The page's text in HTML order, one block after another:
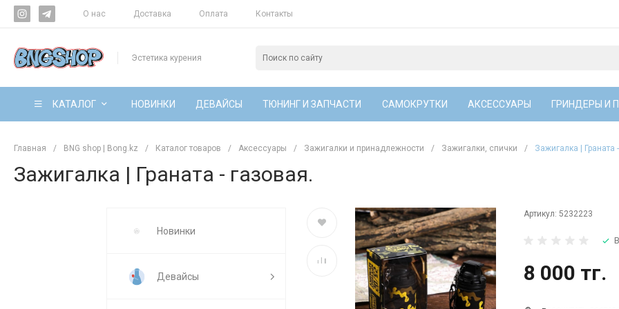
О нас Доставка Оплата Контакты
Эстетика курения
КАТАЛОГ НОВИНКИ ДЕВАЙСЫ ТЮНИНГ И ЗАПЧАСТИ САМОКРУТКИ АКСЕССУАРЫ ГРИНДЕРЫ И
Главная / BNG shop | Bong.kz / Каталог товаров / Аксессуары / Зажигалки и принадлежности / Зажигалки, спички / Зажигалка | Граната
Зажигалка | Граната - газовая.
Новинки
Девайсы
Артикул:5232223
8 000 тг.